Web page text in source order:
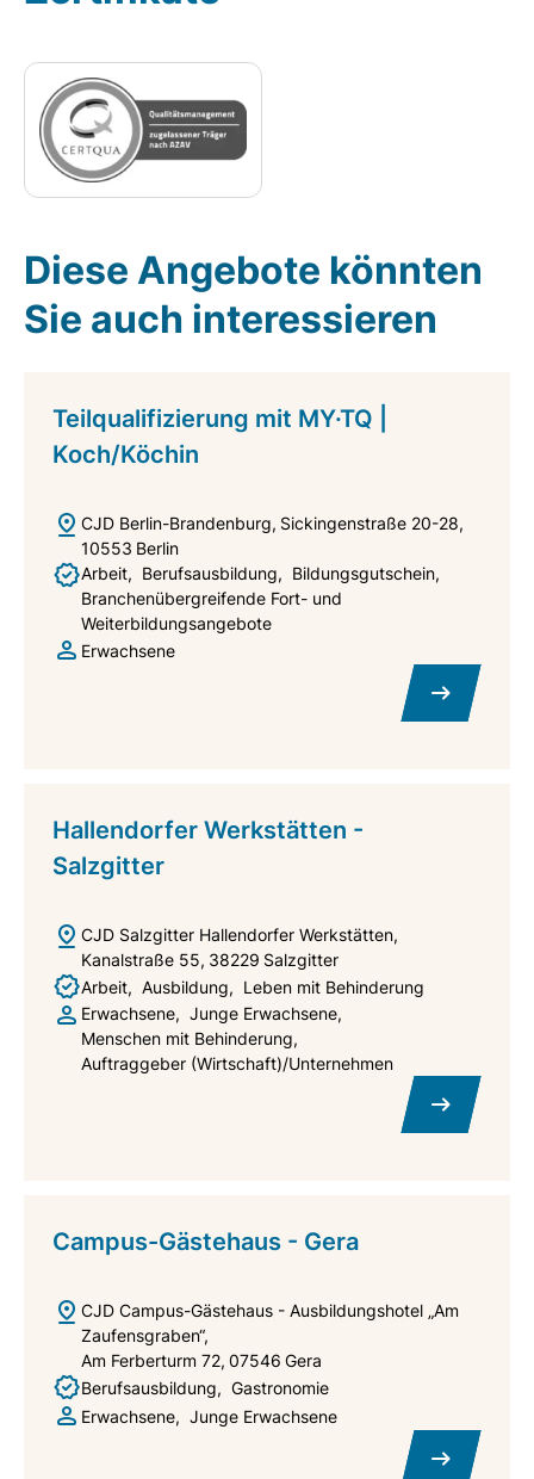
Diese Angebote könnten
Sie auch interessieren
Teilqualifizierung mit MY·TQ |
Koch/Köchin
CJD Berlin-Brandenburg Sickingenstraße 20-28
10553 Berlin
Arbeit
Berufsausbildung
Bildungsgutschein
Branchenübergreifende Fort- und
Weiterbildungsangebote
Erwachsene
Hallendorfer Werkstätten -
Salzgitter
CJD Salzgitter Hallendorfer Werkstätten
Kanalstraße 55 38229 Salzgitter
Arbeit
Ausbildung
Leben mit Behinderung
Erwachsene
Junge Erwachsene
Menschen mit Behinderung
Auftraggeber (Wirtschaft)/Unternehmen
Campus-Gästehaus - Gera
CJD Campus-Gästehaus - Ausbildungshotel „Am
Zaufensgraben“
Am Ferberturm 72 07546 Gera
Berufsausbildung
Gastronomie
Erwachsene
Junge Erwachsene